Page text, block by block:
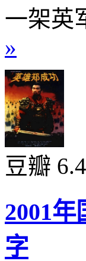
一架英
»
豆瓣
2001
字